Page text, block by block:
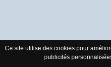
Ce site utilise des cookies pour
publicités